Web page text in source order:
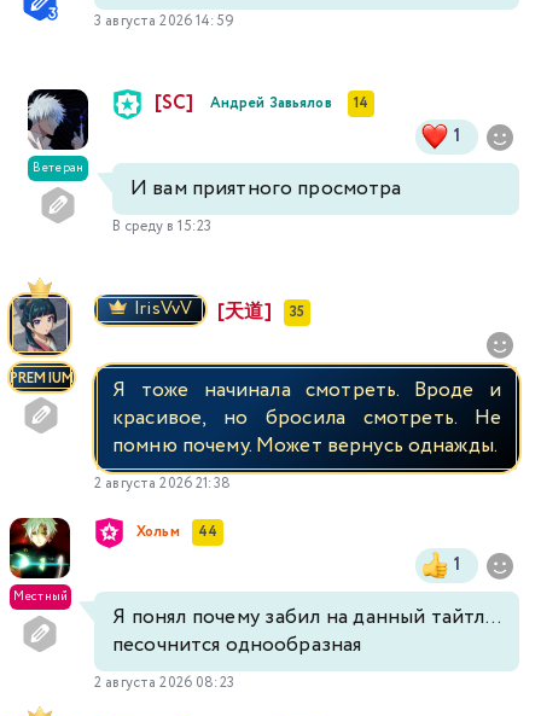
3 августа 2026 14:59
Ветеран
[SC] Андрей Завьялов 14
1
И вам приятного просмотра
В среду в 15:23
PREMIUM
IrisVvV [天道] 35
Я тоже начинала смотреть. Вроде и
красивое, но бросила смотреть. Не
помню почему. Может вернусь однажды.
2 августа 2026 21:38
Местный
Хольм 44
1
Я понял почему забил на данный тайтл...
песочнится однообразная
2 августа 2026 08:23